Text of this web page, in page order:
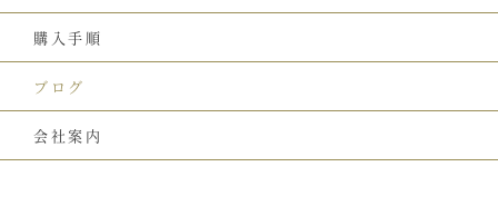
購入手順
ブログ
会社案内